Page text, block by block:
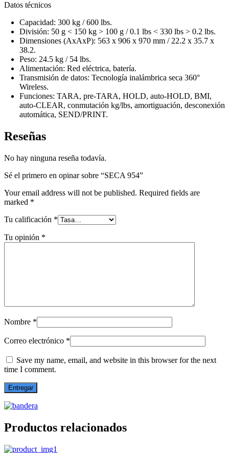
Datos técnicos
Capacidad: 300 kg / 600 lbs.
División: 50 g < 150 kg > 100 g / 0.1 lbs < 330 lbs > 0.2 lbs.
Dimensiones (AxAxP): 563 x 906 x 970 mm / 22.2 x 35.7 x
38.2.
Peso: 24.5 kg / 54 lbs.
Alimentación: Red eléctrica, batería.
Transmisión de datos: Tecnología inalámbrica seca 360°
Wireless.
Funciones: TARA, pre-TARA, HOLD, auto-HOLD, BMI,
auto-CLEAR, conmutación kg/lbs, amortiguación, desconexión
automática, SEND/PRINT.
Reseñas
No hay ninguna reseña todavía.
Sé el primero en opinar sobre “SECA 954”
Your email address will not be published. Required fields are
marked *
Tu calificación *
Tu opinión *
Nombre *
Correo electrónico *
Save my name, email, and website in this browser for the next
time I comment.
Productos relacionados